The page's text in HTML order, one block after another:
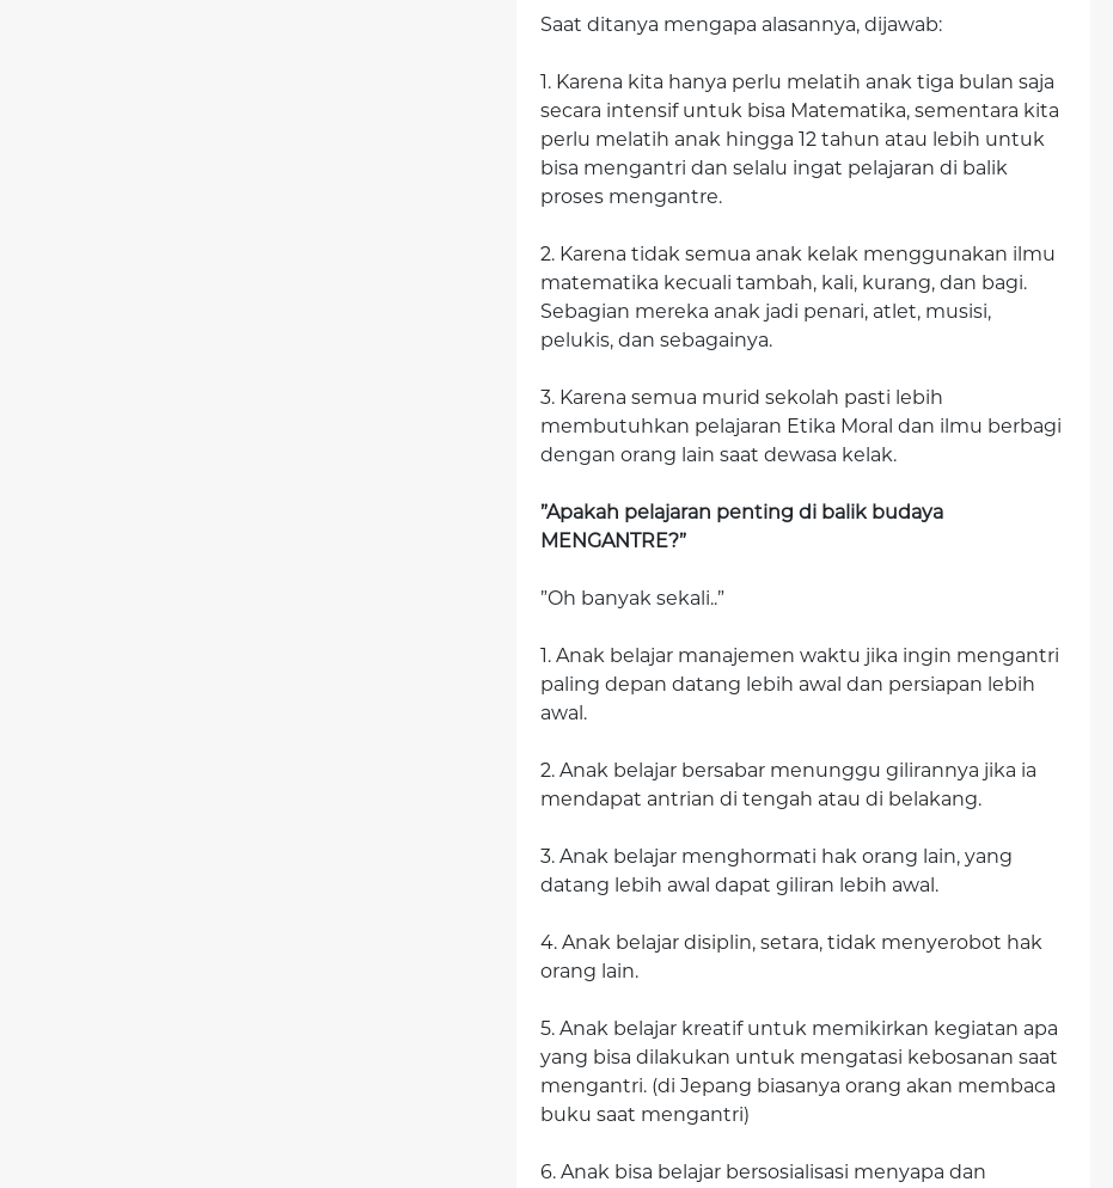
Saat ditanya mengapa alasannya, dijawab:
1. Karena kita hanya perlu melatih anak tiga bulan saja
secara intensif untuk bisa Matematika, sementara kita
perlu melatih anak hingga 12 tahun atau lebih untuk
bisa mengantri dan selalu ingat pelajaran di balik
proses mengantre.
2. Karena tidak semua anak kelak menggunakan ilmu
matematika kecuali tambah, kali, kurang, dan bagi.
Sebagian mereka anak jadi penari, atlet, musisi,
pelukis, dan sebagainya.
3. Karena semua murid sekolah pasti lebih
membutuhkan pelajaran Etika Moral dan ilmu berbagi
dengan orang lain saat dewasa kelak.
”Apakah pelajaran penting di balik budaya
MENGANTRE?”
”Oh banyak sekali..”
1. Anak belajar manajemen waktu jika ingin mengantri
paling depan datang lebih awal dan persiapan lebih
awal.
2. Anak belajar bersabar menunggu gilirannya jika ia
mendapat antrian di tengah atau di belakang.
3. Anak belajar menghormati hak orang lain, yang
datang lebih awal dapat giliran lebih awal.
4. Anak belajar disiplin, setara, tidak menyerobot hak
orang lain.
5. Anak belajar kreatif untuk memikirkan kegiatan apa
yang bisa dilakukan untuk mengatasi kebosanan saat
mengantri. (di Jepang biasanya orang akan membaca
buku saat mengantri)
6. Anak bisa belajar bersosialisasi menyapa dan